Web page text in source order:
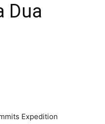
Dua
Expedition